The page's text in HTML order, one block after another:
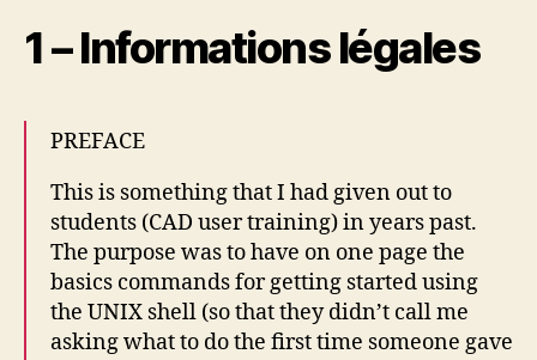
1 – Informations légales
PREFACE
This is something that I had given out to
students (CAD user training) in years past.
The purpose was to have on one page the
basics commands for getting started using
the UNIX shell (so that they didn’t call me
asking what to do the first time someone gave